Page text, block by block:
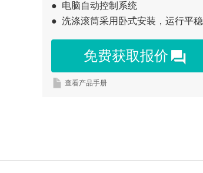
● 电脑自动控制系统
●洗涤滚筒采用卧式安装，运行平稳
免费获取报价
查看产品手册